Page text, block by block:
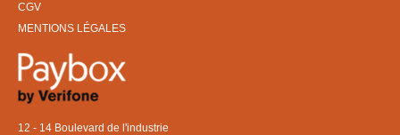
CGV
MENTIONS LÉGALES
12 - 14 Boulevard de l'industrie